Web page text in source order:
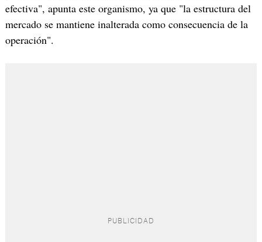
efectiva", apunta este organismo, ya que "la estructura del
mercado se mantiene inalterada como consecuencia de la
operación".